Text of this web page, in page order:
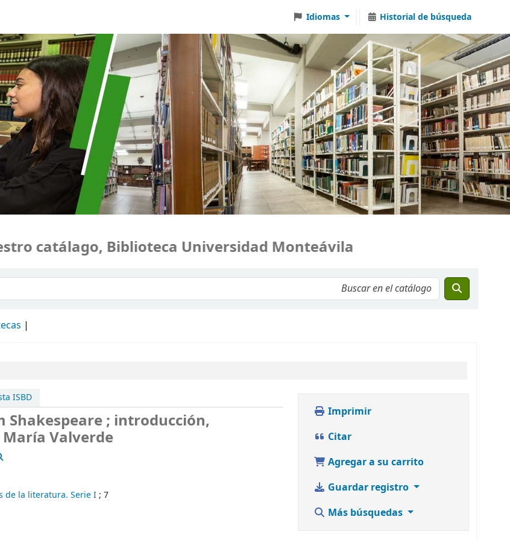
Idiomas Historial de búsqueda
catálago, Biblioteca Universidad Monteávila
ISBD
Shakespeare ; introducción,
Valverde
de la literatura. Serie I; 7
Imprimir
Citar
Agregar a su carrito
Guardar registro
Más búsquedas